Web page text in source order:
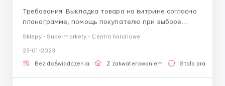
Требования: Выкладка товара на витрине согласно
планограмме, помощь покупателю при выборе
инвентаризации, участвует в инвентаризации Где
работать? Работа в городе Брэдфорд, магазин в
Sklepy - Supermarkety - Centra handlowe
23-01-2023
Bez doświadczenia Z zakwaterowaniem Stała praca